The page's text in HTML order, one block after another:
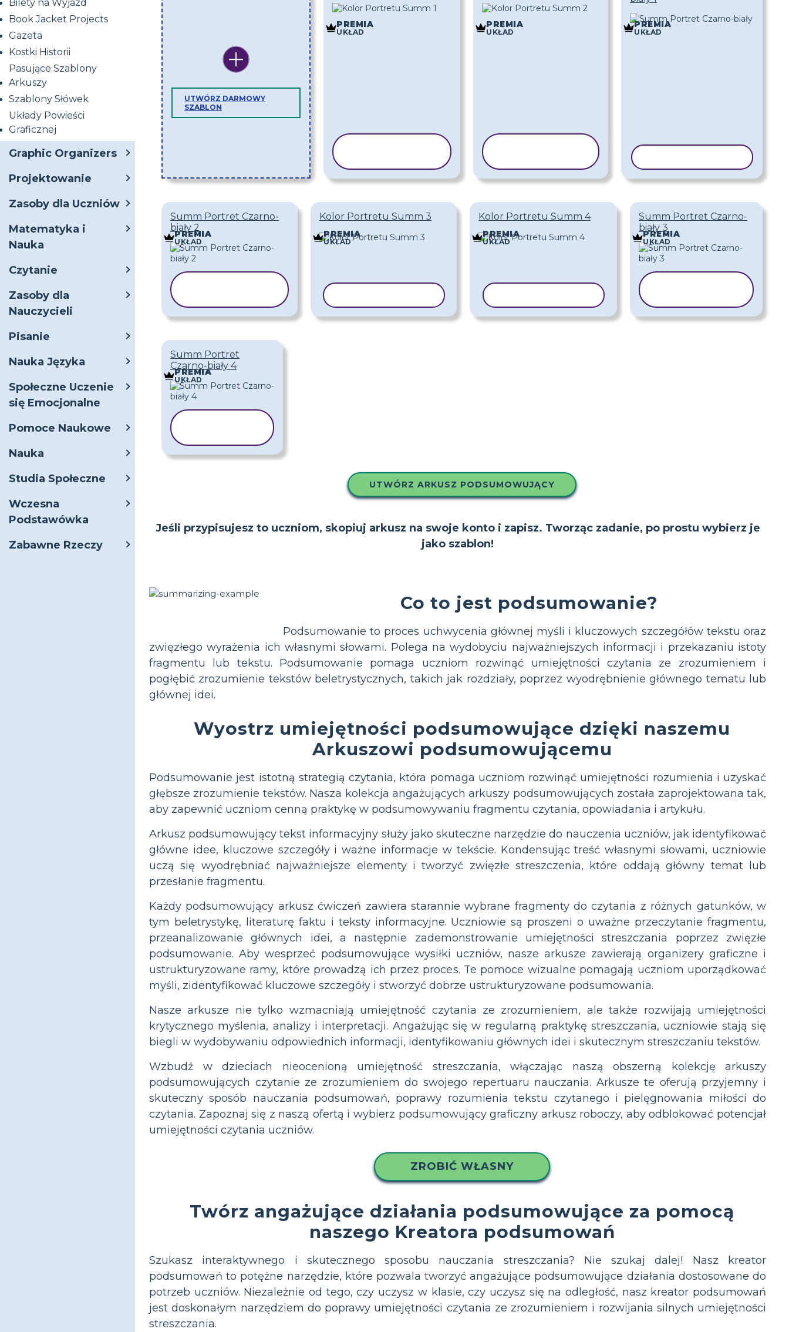
Bilety na Wyjazd
Book Jacket Projects
Gazeta
Kostki Historii
Pasujące Szablony
Arkuszy
Szablony Słówek
Układy Powieści
Graficznej
Graphic Organizers
Projektowanie
Zasoby dla Uczniów
Matematyka i
Nauka
Czytanie
Zasoby dla
Nauczycieli
Pisanie
Nauka Języka
Społeczne Uczenie
się Emocjonalne
Pomoce Naukowe
Nauka
Studia Społeczne
Wczesna
Podstawówka
Zabawne Rzeczy
UTWÓRZ DARMOWY
SZABLON
PREMIA
UKŁAD
PREMIA
UKŁAD
PREMIA
UKŁAD
Summ Portret Czarno-
biały 2
PREMIA
UKŁAD
Kolor Portretu Summ 3
PREMIA
UKŁAD
Kolor Portretu Summ 4
PREMIA
UKŁAD
Summ Portret Czarno-
biały 3
PREMIA
UKŁAD
Summ Portret
Czarno-biały 4
PREMIA
UKŁAD
UTWÓRZ ARKUSZ PODSUMOWUJĄCY
Jeśli przypisujesz to uczniom, skopiuj arkusz na swoje konto i zapisz. Tworząc zadanie, po prostu wybierz je
jako szablon!
Co to jest podsumowanie?
Podsumowanie to proces uchwycenia głównej myśli i kluczowych szczegółów tekstu oraz
zwięzłego wyrażenia ich własnymi słowami. Polega na wydobyciu najważniejszych informacji i przekazaniu istoty
fragmentu lub tekstu. Podsumowanie pomaga uczniom rozwinąć umiejętności czytania ze zrozumieniem i
pogłębić zrozumienie tekstów beletrystycznych, takich jak rozdziały, poprzez wyodrębnienie głównego tematu lub
głównej idei.
Wyostrz umiejętności podsumowujące dzięki naszemu
Arkuszowi podsumowującemu
Podsumowanie jest istotną strategią czytania, która pomaga uczniom rozwinąć umiejętności rozumienia i uzyskać
głębsze zrozumienie tekstów. Nasza kolekcja angażujących arkuszy podsumowujących została zaprojektowana tak,
aby zapewnić uczniom cenną praktykę w podsumowywaniu fragmentu czytania, opowiadania i artykułu.
Arkusz podsumowujący tekst informacyjny służy jako skuteczne narzędzie do nauczenia uczniów, jak identyfikować
główne idee, kluczowe szczegóły i ważne informacje w tekście. Kondensując treść własnymi słowami, uczniowie
uczą się wyodrębniać najważniejsze elementy i tworzyć zwięzłe streszczenia, które oddają główny temat lub
przesłanie fragmentu.
Każdy podsumowujący arkusz ćwiczeń zawiera starannie wybrane fragmenty do czytania z różnych gatunków, w
tym beletrystykę, literaturę faktu i teksty informacyjne. Uczniowie są proszeni o uważne przeczytanie fragmentu,
przeanalizowanie głównych idei, a następnie zademonstrowanie umiejętności streszczania poprzez zwięzłe
podsumowanie. Aby wesprzeć podsumowujące wysiłki uczniów, nasze arkusze zawierają organizery graficzne i
ustrukturyzowane ramy, które prowadzą ich przez proces. Te pomoce wizualne pomagają uczniom uporządkować
myśli, zidentyfikować kluczowe szczegóły i stworzyć dobrze ustrukturyzowane podsumowania.
Nasze arkusze nie tylko wzmacniają umiejętność czytania ze zrozumieniem, ale także rozwijają umiejętności
krytycznego myślenia, analizy i interpretacji. Angażując się w regularną praktykę streszczania, uczniowie stają się
biegli w wydobywaniu odpowiednich informacji, identyfikowaniu głównych idei i skutecznym streszczaniu tekstów.
Wzbudź w dzieciach nieocenioną umiejętność streszczania, włączając naszą obszerną kolekcję arkuszy
podsumowujących czytanie ze zrozumieniem do swojego repertuaru nauczania. Arkusze te oferują przyjemny i
skuteczny sposób nauczania podsumowań, poprawy rozumienia tekstu czytanego i pielęgnowania miłości do
czytania. Zapoznaj się z naszą ofertą i wybierz podsumowujący graficzny arkusz roboczy, aby odblokować potencjał
umiejętności czytania uczniów.
ZROBIĆ WŁASNY
Twórz angażujące działania podsumowujące za pomocą
naszego Kreatora podsumowań
Szukasz interaktywnego i skutecznego sposobu nauczania streszczania? Nie szukaj dalej! Nasz kreator
podsumowań to potężne narzędzie, które pozwala tworzyć angażujące podsumowujące działania dostosowane do
potrzeb uczniów. Niezależnie od tego, czy uczysz w klasie, czy uczysz się na odległość, nasz kreator podsumowań
jest doskonałym narzędziem do poprawy umiejętności czytania ze zrozumieniem i rozwijania silnych umiejętności
streszczania.